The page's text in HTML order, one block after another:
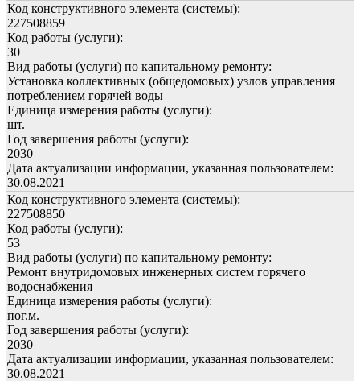
Код конструктивного элемента (системы):
227508859
Код работы (услуги):
30
Вид работы (услуги) по капитальному ремонту:
Установка коллективных (общедомовых) узлов управления
потреблением горячей воды
Единица измерения работы (услуги):
шт.
Год завершения работы (услуги):
2030
Дата актуализации информации, указанная пользователем:
30.08.2021
Код конструктивного элемента (системы):
227508850
Код работы (услуги):
53
Вид работы (услуги) по капитальному ремонту:
Ремонт внутридомовых инженерных систем горячего
водоснабжения
Единица измерения работы (услуги):
пог.м.
Год завершения работы (услуги):
2030
Дата актуализации информации, указанная пользователем:
30.08.2021